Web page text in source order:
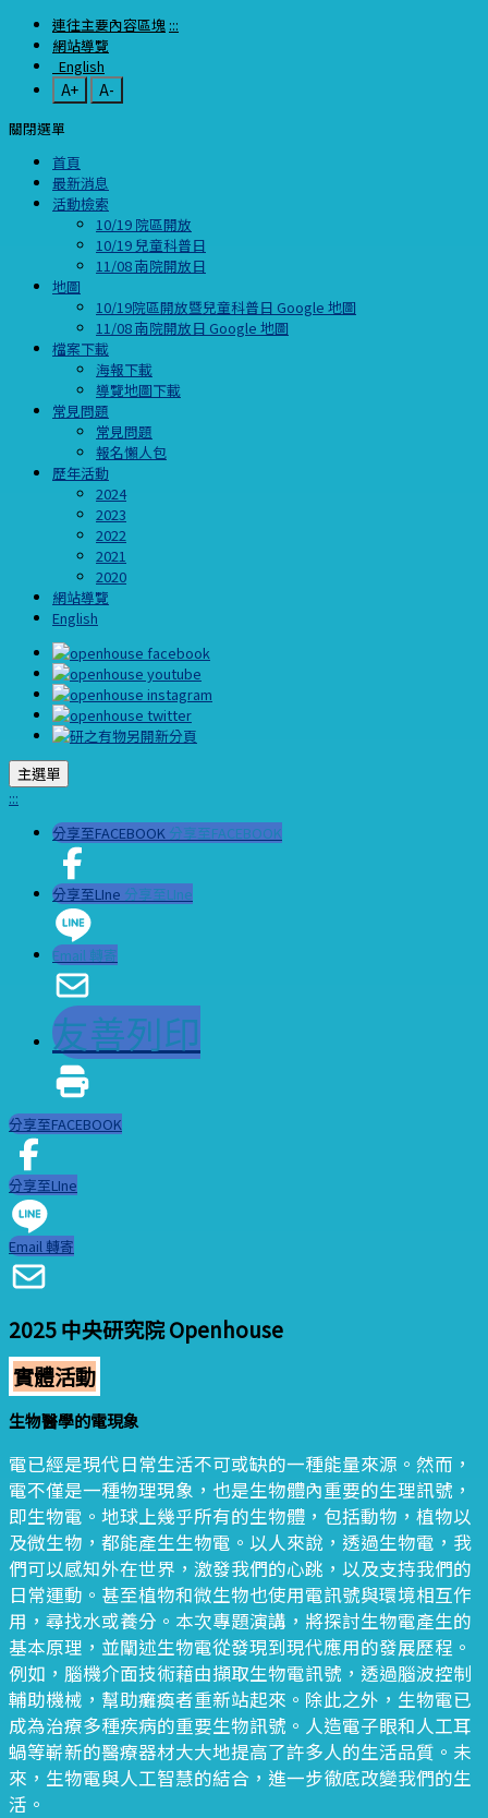
連往主要內容區塊 :::
網站導覽
English
A+
A-
關閉選單
首頁
最新消息
活動檢索
10/19 院區開放
10/19 兒童科普日
11/08 南院開放日
地圖
10/19院區開放暨兒童科普日 Google 地圖
11/08 南院開放日 Google 地圖
檔案下載
海報下載
導覽地圖下載
常見問題
常見問題
報名懶人包
歷年活動
2024
2023
2022
2021
2020
網站導覽
English
主選單
:::
分享至FACEBOOK 分享至FACEBOOK
分享至LIne 分享至LIne
Email 轉寄
友善列印
分享至FACEBOOK
分享至LIne
Email 轉寄
2025 中央研究院 Openhouse
實體活動
生物醫學的電現象
電已經是現代日常生活不可或缺的一種能量來源。然而，
電不僅是一種物理現象，也是生物體內重要的生理訊號，
即生物電。地球上幾乎所有的生物體，包括動物，植物以
及微生物，都能產生生物電。以人來說，透過生物電，我
們可以感知外在世界，激發我們的心跳，以及支持我們的
日常運動。甚至植物和微生物也使用電訊號與環境相互作
用，尋找水或養分。本次專題演講，將探討生物電產生的
基本原理，並闡述生物電從發現到現代應用的發展歷程。
例如，腦機介面技術藉由擷取生物電訊號，透過腦波控制
輔助機械，幫助癱瘓者重新站起來。除此之外，生物電已
成為治療多種疾病的重要生物訊號。人造電子眼和人工耳
蝸等嶄新的醫療器材大大地提高了許多人的生活品質。未
來，生物電與人工智慧的結合，進一步徹底改變我們的生
活。